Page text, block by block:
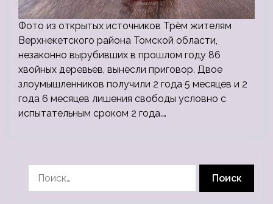
Фото из открытых источников Трём жителям
Верхнекетского района Томской области,
незаконно вырубивших в прошлом году 86
хвойных деревьев, вынесли приговор. Двое
злоумышленников получили 2 года 5 месяцев и 2
года 6 месяцев лишения свободы условно с
испытательным сроком 2 года.…